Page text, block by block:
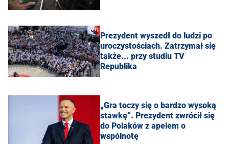
Prezydent wyszedł do ludzi po
uroczystościach. Zatrzymał się
także... przy studiu TV
Republika
„Gra toczy się o bardzo wysoką
stawkę”. Prezydent zwrócił się
do Polaków z apelem o
wspólnotę